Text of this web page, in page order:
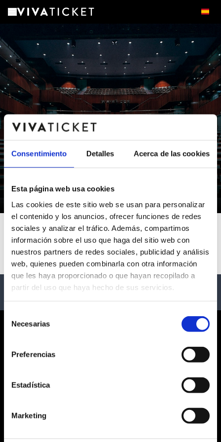
Consentimiento Detalles Acerca de las cookies
Esta página web usa cookies
Las cookies de este sitio web se usan para personalizar
el contenido y los anuncios, ofrecer funciones de redes
sociales y analizar el tráfico. Además, compartimos
información sobre el uso que haga del sitio web con
nuestros partners de redes sociales, publicidad y análisis
web, quienes pueden combinarla con otra información
que les haya proporcionado o que hayan recopilado a
partir del uso que haya hecho de sus servicios.
Necesarias
Preferencias
Estadística
Marketing
GRAN TEATRE DE XATIVA
Xàtiva - Valencia/València
No events available
ABOUT US
LEGAL NOTICE
COOKIES POLICY
CUSTOMER SERVICE